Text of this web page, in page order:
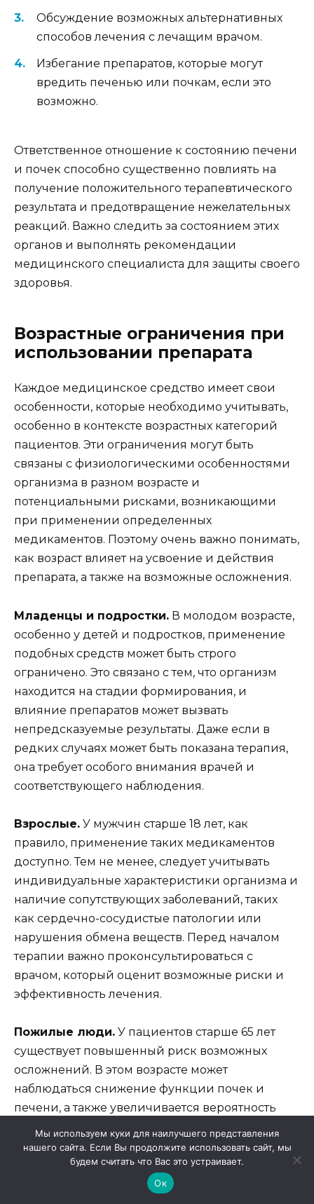
Обсуждение возможных альтернативных
способов лечения с лечащим врачом.
Избегание препаратов, которые могут
вредить печенью или почкам, если это
возможно.
Ответственное отношение к состоянию печени
и почек способно существенно повлиять на
получение положительного терапевтического
результата и предотвращение нежелательных
реакций. Важно следить за состоянием этих
органов и выполнять рекомендации
медицинского специалиста для защиты своего
здоровья.
Возрастные ограничения при
использовании препарата
Каждое медицинское средство имеет свои
особенности, которые необходимо учитывать,
особенно в контексте возрастных категорий
пациентов. Эти ограничения могут быть
связаны с физиологическими особенностями
организма в разном возрасте и
потенциальными рисками, возникающими
при применении определенных
медикаментов. Поэтому очень важно понимать,
как возраст влияет на усвоение и действия
препарата, а также на возможные осложнения.
Младенцы и подростки. В молодом возрасте,
особенно у детей и подростков, применение
подобных средств может быть строго
ограничено. Это связано с тем, что организм
находится на стадии формирования, и
влияние препаратов может вызвать
непредсказуемые результаты. Даже если в
редких случаях может быть показана терапия,
она требует особого внимания врачей и
соответствующего наблюдения.
Взрослые. У мужчин старше 18 лет, как
правило, применение таких медикаментов
доступно. Тем не менее, следует учитывать
индивидуальные характеристики организма и
наличие сопутствующих заболеваний, таких
как сердечно-сосудистые патологии или
нарушения обмена веществ. Перед началом
терапии важно проконсультироваться с
врачом, который оценит возможные риски и
эффективность лечения.
Пожилые люди. У пациентов старше 65 лет
существует повышенный риск возможных
осложнений. В этом возрасте может
наблюдаться снижение функции почек и
печени, а также увеличивается вероятность
наличия хронических заболеваний. Поэтому
рекомендации по применению препарата в
этой группе пациентов должны быть очень
осторожными и учитывать состояние здоровья
Мы используем куки для наилучшего представления
нашего сайта. Если Вы продолжите использовать сайт, мы
будем считать что Вас это устраивает.
Ок